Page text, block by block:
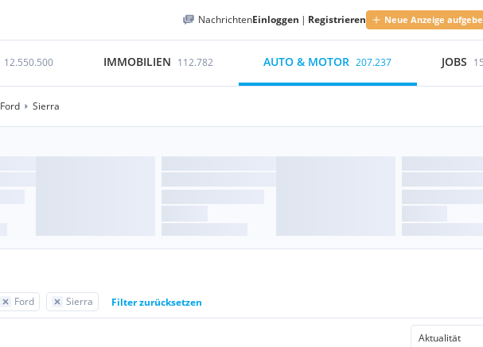
NachrichtenEinloggen | Registrieren Neue Anzeige
12.550.500 IMMOBILIEN 112.782 AUTO & MOTOR 207.237 JOBS
Ford Sierra
Ford Sierra Filter zurücksetzen